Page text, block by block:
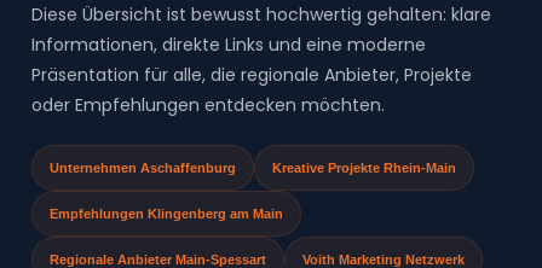
Diese Übersicht ist bewusst hochwertig gehalten: klare
Informationen, direkte Links und eine moderne
Präsentation für alle, die regionale Anbieter, Projekte
oder Empfehlungen entdecken möchten.
Unternehmen Aschaffenburg Kreative Projekte Rhein-Main
Empfehlungen Klingenberg am Main
Regionale Anbieter Main-Spessart Voith Marketing Netzwerk